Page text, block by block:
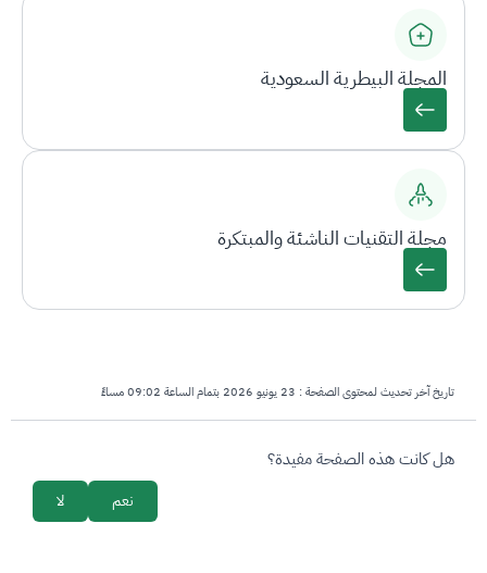
المجلة البيطرية السعودية
مجلة التقنيات الناشئة والمبتكرة
تاريخ آخر تحديث لمحتوى الصفحة : 23 يونيو 2026 بتمام الساعة 09:02 مساءً
survey_v2
هل كانت هذه الصفحة مفيدة؟
لا نعم